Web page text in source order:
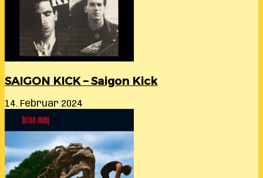
SAIGON KICK – Saigon Kick
14. Februar 2024